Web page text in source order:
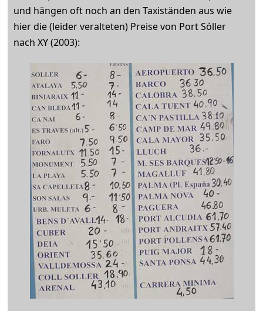
und hängen oft noch an den Taxiständen aus wie
hier die (leider veralteten) Preise von Port Sóller
nach XY (2003):